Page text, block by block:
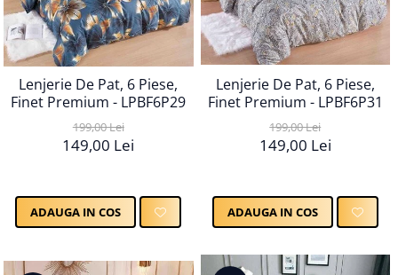
Lenjerie De Pat, 6 Piese,
Finet Premium - LPBF6P29
199,00 Lei
149,00 Lei
ADAUGA IN COS
Lenjerie De Pat, 6 Piese,
Finet Premium - LPBF6P31
199,00 Lei
149,00 Lei
ADAUGA IN COS